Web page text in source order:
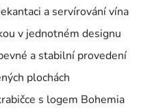
a servírování vína
v jednotném designu
a stabilní provedení
plochách
s logem Bohemia